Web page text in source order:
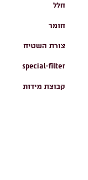
חלל
חומר
צורת השטיח
special-filter
קבוצת מידות